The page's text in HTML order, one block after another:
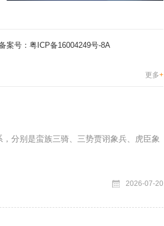
案号： 粤ICP备16004249号-8A
更多+
分别是蛮族三骑、三势贾诩象兵、虎臣象
2026-07-20